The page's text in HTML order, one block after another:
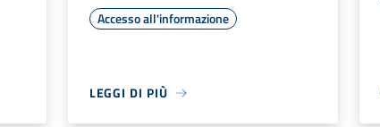
Accesso all'informazione
LEGGI DI PIÙ